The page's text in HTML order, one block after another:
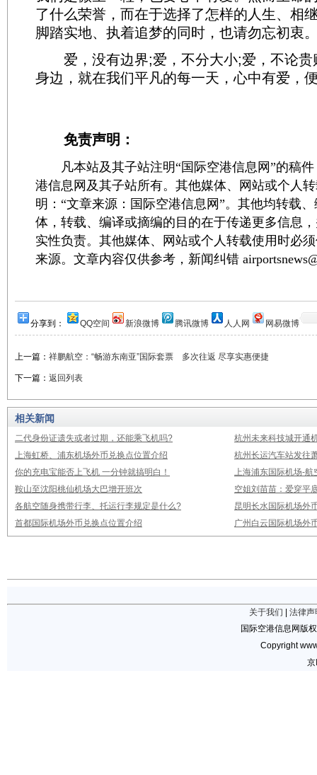
了什么荣誉，而在于选择了怎样的人生、相
脚踏实地、执着追梦的同时，也请勿忘初衷
爱，没有边界;爱，不分大小;爱，不论贵
身边，就在我们平凡的每一天，心中有爱，
免责声明：
凡本站及其子站注明“国际空港信息网”的稿件
港信息网及其子站所有。其他媒体、网站或个人
明：“文章来源：国际空港信息网”。其他均转载
体，转载、编译或摘编的目的在于传递更多信息
实性负责。其他媒体、网站或个人转载使用时必
来源。文章内容仅供参考，新闻纠错
分享到： QQ空间 新浪微博 腾讯微博 人人网 网易微博
上一篇： 祥鹏航空：“畅游东南亚”国际套票 多次往返 尽享实惠便捷
下一篇： 返回列表
相关新闻
二代身份证遗失或者过期，还能乘飞机吗?
杭州未来科技城开通
上海虹桥、浦东机场外币兑换点位置介绍
杭州长运汽车站发往
你的充电宝能否上飞机 一分钟就搞明白！
上海浦东国际机场-航
鞍山至沈阳桃仙机场大巴增开班次
空姐刘苗苗：爱穿平
各航空随身携带行李、托运行李规定是什么?
昆明长水国际机场外
首都国际机场外币兑换点位置介绍
广州白云国际机场外
关于我们
法律声
国际空港信息网版
Copyright